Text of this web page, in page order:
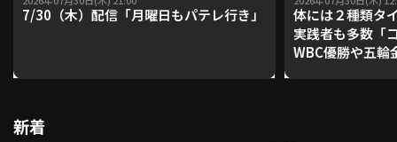
7/30（木）配信「月曜日もパテレ行き」
体には２種類タ
実践者も多数「
WBC優勝や五輪
新着